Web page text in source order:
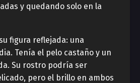
y quedando solo en la
figura reflejada: una
Tenía el pelo castaño y un
Su rostro podría ser
pero el brillo en ambos